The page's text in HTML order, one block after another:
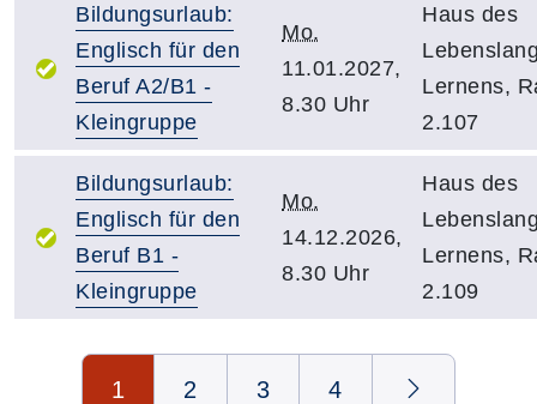
Bildungsurlaub:
Englisch für den
Beruf A2/B1 -
Kleingruppe
Mo.
11.01.2027,
8.30 Uhr
Haus des
Lernens,
2.107
Bildungsurlaub:
Englisch für den
Beruf B1 -
Kleingruppe
Mo.
14.12.2026,
8.30 Uhr
Haus des
Lernens,
2.109
Seite 1 von 4
1 2 3 4